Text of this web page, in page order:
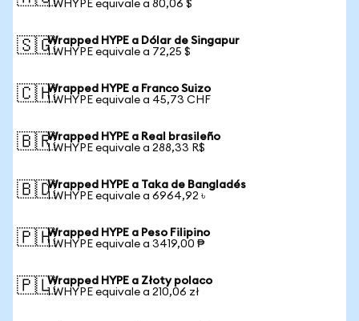
1 WHYPE equivale a 80,06 $
🇸🇬Wrapped HYPE a Dólar de Singapur
1 WHYPE equivale a 72,25 $
🇨🇭Wrapped HYPE a Franco Suizo
1 WHYPE equivale a 45,73 CHF
🇧🇷Wrapped HYPE a Real brasileño
1 WHYPE equivale a 288,33 R$
🇧🇩Wrapped HYPE a Taka de Bangladés
1 WHYPE equivale a 6964,92 ৳
🇵🇭Wrapped HYPE a Peso Filipino
1 WHYPE equivale a 3419,00 ₱
🇵🇱Wrapped HYPE a Złoty polaco
1 WHYPE equivale a 210,06 zł